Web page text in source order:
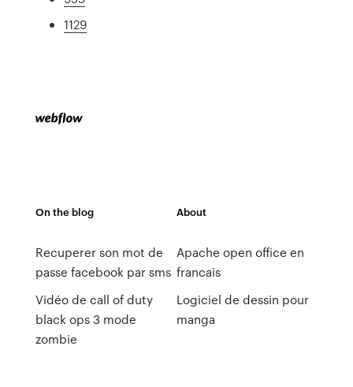
1129
On the blog
Recuperer son mot de
passe facebook par sms
Vidéo de call of duty
black ops 3 mode
zombie
About
Apache open office en
francais
Logiciel de dessin pour
manga